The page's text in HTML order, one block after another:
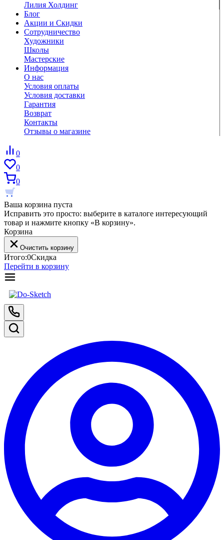
Лилия Холдинг
Блог
Акции и Скидки
Сотрудничество
Художники
Школы
Мастерские
Информация
О нас
Условия оплаты
Условия доставки
Гарантия
Возврат
Контакты
Отзывы о магазине
0
0
0
Ваша корзина пуста
Исправить это просто: выберите в каталоге интересующий
товар и нажмите кнопку «В корзину».
Корзина
Очистить корзину
Итого:0Скидка
Перейти в корзину